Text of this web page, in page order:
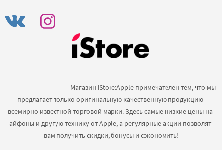
предлагает только оригинальную качественную продукцию
всемирно известной торговой марки. Здесь самые низкие цены на
айфоны и другую технику от Apple, а регулярные акции позволят
вам получить скидки, бонусы и сэкономить!